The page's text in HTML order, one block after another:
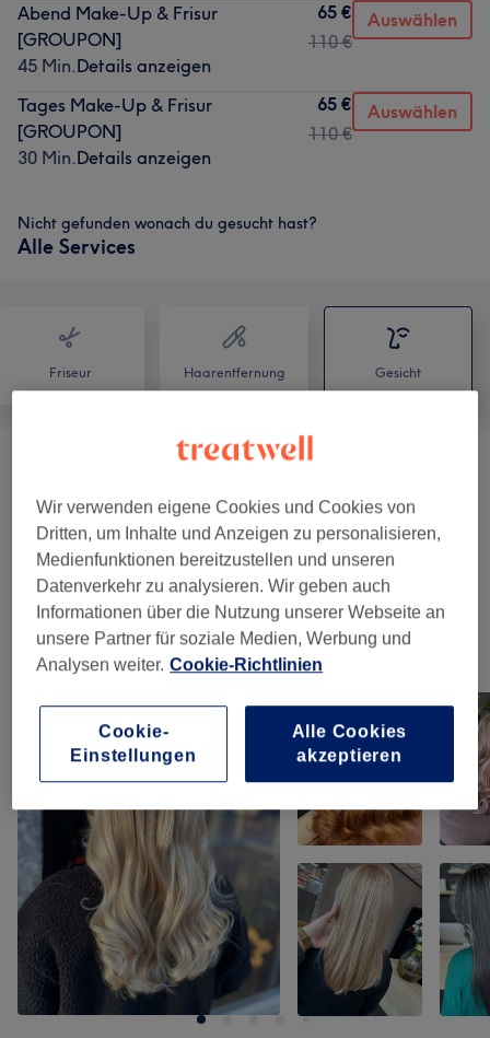
Abend Make-Up & Frisur
[GROUPON]
45 Min.Details anzeigen
65 €
110 €
Auswählen
Tages Make-Up & Frisur
[GROUPON]
30 Min.Details anzeigen
65 €
110 €
Auswählen
Nicht gefunden wonach du gesucht hast?
Alle Services
Friseur Haarentfernung Gesicht
Make-Up (7) ab 30 €
Gutscheine (7) ab 18 €
Unsere Arbeit
Bild anklicken für weitere Details
Wir verwenden eigene Cookies und Cookies von
Dritten, um Inhalte und Anzeigen zu personalisieren,
Medienfunktionen bereitzustellen und unseren
Datenverkehr zu analysieren. Wir geben auch
Informationen über die Nutzung unserer Webseite an
unsere Partner für soziale Medien, Werbung und
Analysen weiter. Cookie-Richtlinien
Cookie-
Einstellungen
Alle Cookies
akzeptieren